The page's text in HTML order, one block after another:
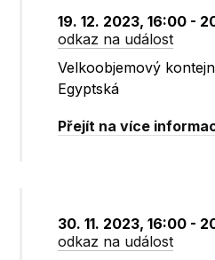
19. 12. 2023, 16:00 -
odkaz na událost
Velkoobjemový
Egyptská
Přejít na více
30. 11. 2023, 16:00 -
odkaz na událost